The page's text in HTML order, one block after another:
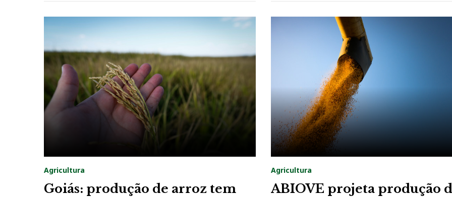
Agricultura
Goiás: produção de arroz tem
Agricultura
ABIOVE projeta produção